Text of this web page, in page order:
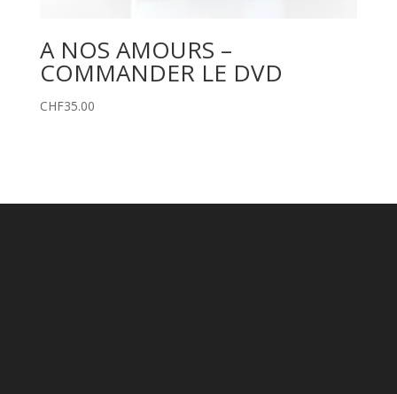
A NOS AMOURS –
COMMANDER LE DVD
CHF35.00